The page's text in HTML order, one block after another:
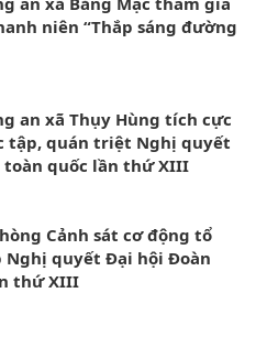
niên “Thắp sáng đường
an xã Thụy Hùng tích cực
tập, quán triệt Nghị quyết
quốc lần thứ XIII
Cảnh sát cơ động tổ
Nghị quyết Đại hội Đoàn
thứ XIII